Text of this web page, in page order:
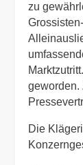
zu
geworden.
Die